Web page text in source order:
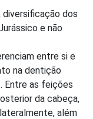
dos
e não
entre si e
na dentição
Entre as feições
da cabeça,
além